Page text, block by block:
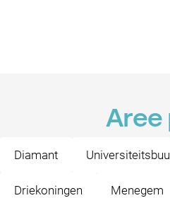
Aree
Diamant
Driekoningen Menegem